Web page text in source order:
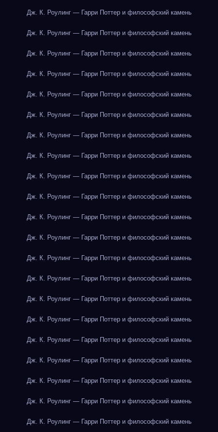
Дж. К. Роулинг — Гарри Поттер и философский камень
Дж. К. Роулинг — Гарри Поттер и философский камень
Дж. К. Роулинг — Гарри Поттер и философский камень
Дж. К. Роулинг — Гарри Поттер и философский камень
Дж. К. Роулинг — Гарри Поттер и философский камень
Дж. К. Роулинг — Гарри Поттер и философский камень
Дж. К. Роулинг — Гарри Поттер и философский камень
Дж. К. Роулинг — Гарри Поттер и философский камень
Дж. К. Роулинг — Гарри Поттер и философский камень
Дж. К. Роулинг — Гарри Поттер и философский камень
Дж. К. Роулинг — Гарри Поттер и философский камень
Дж. К. Роулинг — Гарри Поттер и философский камень
Дж. К. Роулинг — Гарри Поттер и философский камень
Дж. К. Роулинг — Гарри Поттер и философский камень
Дж. К. Роулинг — Гарри Поттер и философский камень
Дж. К. Роулинг — Гарри Поттер и философский камень
Дж. К. Роулинг — Гарри Поттер и философский камень
Дж. К. Роулинг — Гарри Поттер и философский камень
Дж. К. Роулинг — Гарри Поттер и философский камень
Дж. К. Роулинг — Гарри Поттер и философский камень
Дж. К. Роулинг — Гарри Поттер и философский камень